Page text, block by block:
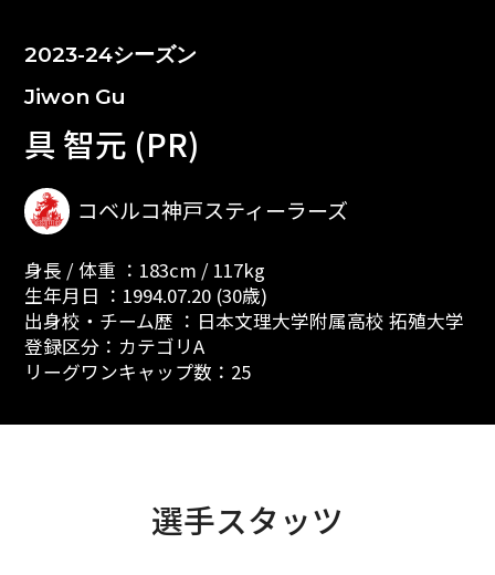
2023-24シーズン
Jiwon Gu
具 智元 (PR)
コベルコ神戸スティーラーズ
身長 / 体重 ：183cm / 117kg
生年月日 ：1994.07.20 (30歳)
出身校・チーム歴 ：日本文理大学附属高校 拓殖大学
登録区分：カテゴリA
リーグワンキャップ数：25
選手スタッツ